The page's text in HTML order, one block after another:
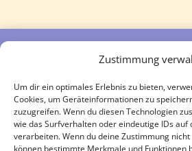
Zustimmung
Um dir ein optimales Erlebnis zu bieten,
Cookies, um Geräteinformationen zu
zuzugreifen. Wenn du diesen Technologien
wie das Surfverhalten oder eindeutige IDs auf
verarbeiten. Wenn du deine Zustimmung
können bestimmte Merkmale und Funktionen
Follow